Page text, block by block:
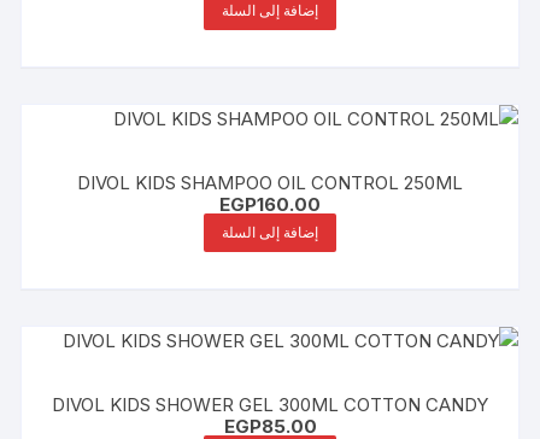
إضافة إلى السلة
DIVOL KIDS SHAMPOO OIL CONTROL 250ML
EGP160.00
إضافة إلى السلة
DIVOL KIDS SHOWER GEL 300ML COTTON CANDY
EGP85.00